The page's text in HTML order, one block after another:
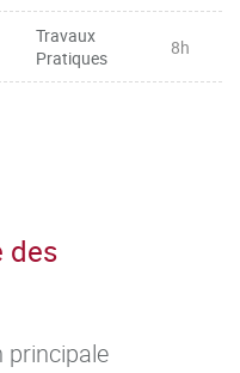
Travaux
Pratiques
8h
des
principale